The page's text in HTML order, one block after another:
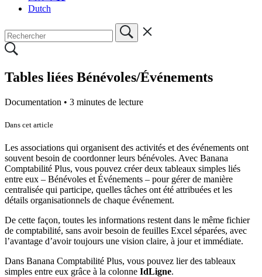
Dutch
Tables liées Bénévoles/Événements
Documentation • 3 minutes de lecture
Dans cet article
Les associations qui organisent des activités et des événements ont
souvent besoin de coordonner leurs bénévoles. Avec Banana
Comptabilité Plus, vous pouvez créer deux tableaux simples liés
entre eux – Bénévoles et Événements – pour gérer de manière
centralisée qui participe, quelles tâches ont été attribuées et les
détails organisationnels de chaque événement.
De cette façon, toutes les informations restent dans le même fichier
de comptabilité, sans avoir besoin de feuilles Excel séparées, avec
l’avantage d’avoir toujours une vision claire, à jour et immédiate.
Dans Banana Comptabilité Plus, vous pouvez lier des tableaux
simples entre eux grâce à la colonne IdLigne.